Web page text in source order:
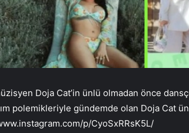
Doja Cat’in ünlü olmadan önce
polemikleriyle gündemde olan Doja Cat
p/CyoSxRRsK5L/